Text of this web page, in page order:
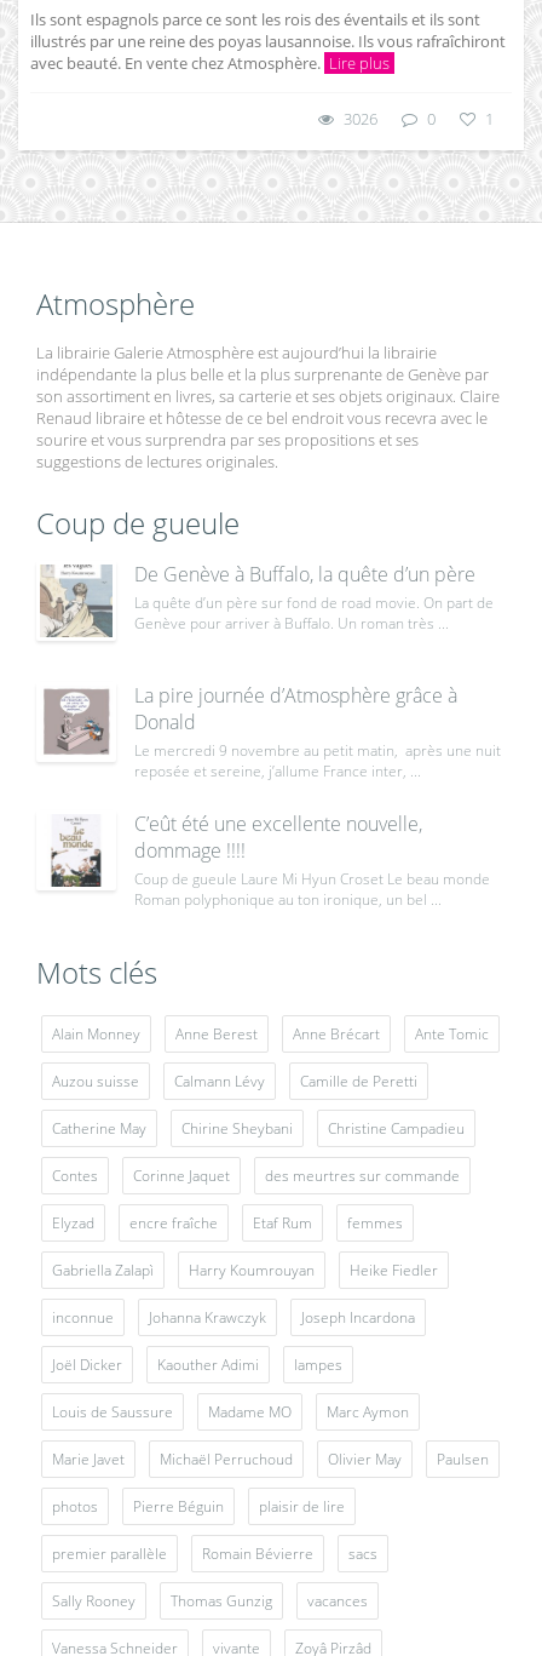
Ils sont espagnols parce ce sont les rois des éventails et ils sont
illustrés par une reine des poyas lausannoise. Ils vous rafraîchiront
avec beauté. En vente chez Atmosphère. Lire plus
3026 0 1
Atmosphère
La librairie Galerie Atmosphère est aujourd’hui la librairie
indépendante la plus belle et la plus surprenante de Genève par
son assortiment en livres, sa carterie et ses objets originaux. Claire
Renaud libraire et hôtesse de ce bel endroit vous recevra avec le
sourire et vous surprendra par ses propositions et ses
suggestions de lectures originales.
Coup de gueule
De Genève à Buffalo, la quête d’un père
La quête d’un père sur fond de road movie. On part de
Genève pour arriver à Buffalo. Un roman très ...
La pire journée d’Atmosphère grâce à
Donald
Le mercredi 9 novembre au petit matin, après une nuit
reposée et sereine, j’allume France inter, ...
C’eût été une excellente nouvelle,
dommage !!!!
Coup de gueule Laure Mi Hyun Croset Le beau monde
Roman polyphonique au ton ironique, un bel ...
Mots clés
Alain Monney Anne Berest Anne Brécart Ante Tomic
Auzou suisse Calmann Lévy Camille de Peretti
Catherine May Chirine Sheybani Christine Campadieu
Contes Corinne Jaquet des meurtres sur commande
Elyzad encre fraîche Etaf Rum femmes
Gabriella Zalapì Harry Koumrouyan Heike Fiedler
inconnue Johanna Krawczyk Joseph Incardona
Joël Dicker Kaouther Adimi lampes
Louis de Saussure Madame MO Marc Aymon
Marie Javet Michaël Perruchoud Olivier May Paulsen
photos Pierre Béguin plaisir de lire
premier parallèle Romain Bévierre sacs
Sally Rooney Thomas Gunzig vacances
Vanessa Schneider vivante Zoyâ Pirzâd